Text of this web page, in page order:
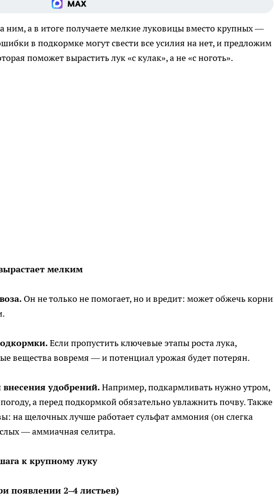
ним, а в итоге получаете мелкие луковицы вместо крупных —
в подкормке могут свести все усилия на нет, и предложим
поможет вырастить лук «с кулак», а не «с ноготь».
мелким
Он не только не помогает, но и вредит: может обжечь корни
Если пропустить ключевые этапы роста лука,
вещества вовремя — и потенциал урожая будет потерян.
удобрений.Например, подкармливать нужно утром,
а перед подкормкой обязательно увлажнить почву. Также
на щелочных лучше работает сульфат аммония (он слегка
— аммиачная селитра.
к крупному луку
появлении 2–4 листьев)